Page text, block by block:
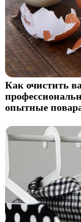
Как очистить
опытные